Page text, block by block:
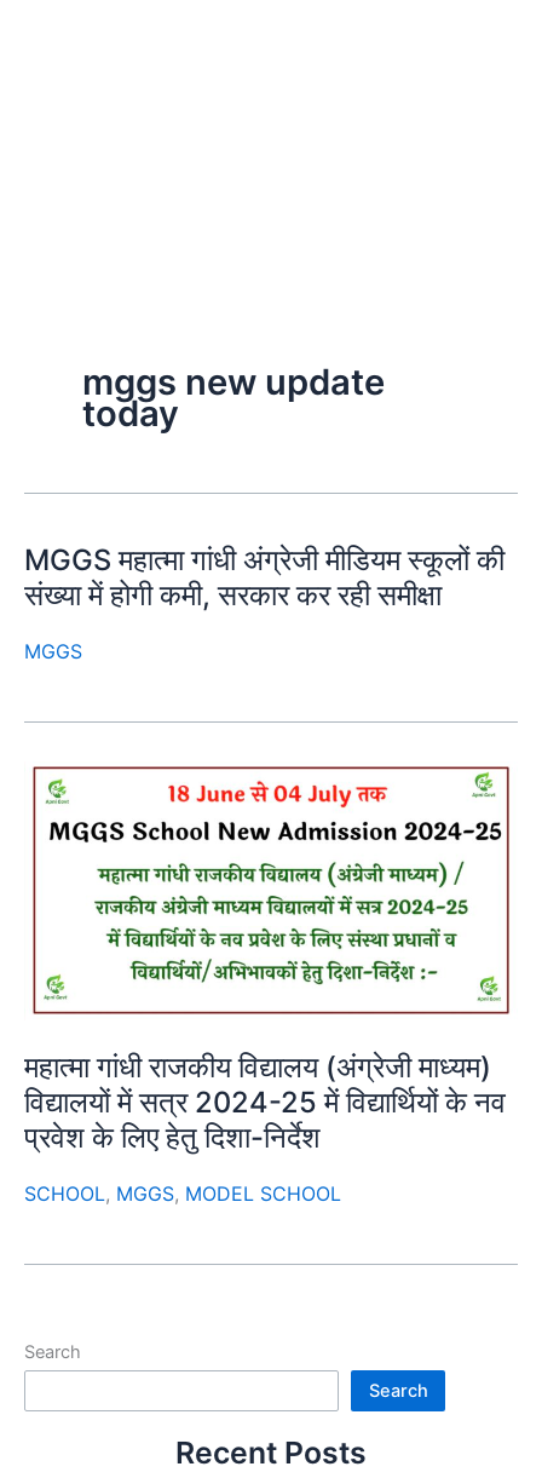
mggs new update
today
MGGS महात्मा गांधी अंग्रेजी मीडियम स्कूलों की
संख्या में होगी कमी, सरकार कर रही समीक्षा
MGGS
महात्मा गांधी राजकीय विद्यालय (अंग्रेजी माध्यम)
विद्यालयों में सत्र 2024-25 में विद्यार्थियों के नव
प्रवेश के लिए हेतु दिशा-निर्देश
SCHOOL, MGGS, MODEL SCHOOL
Search
Search
Recent Posts